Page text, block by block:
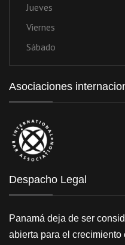
Jueves
Viernes
Sábado
Asociaciones
Despacho Legal
Panamá deja de ser
abierta para el